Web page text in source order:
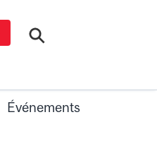
Événements